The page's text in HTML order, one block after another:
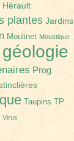
Hérault
plantes Jardins
Moulinet Moustique
Prog
Taupins TP
Virus